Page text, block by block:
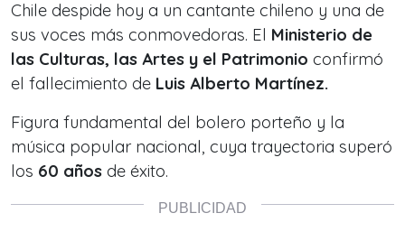
Chile despide hoy a un cantante chileno y una de
sus voces más conmovedoras. El Ministerio de
las Culturas, las Artes y el Patrimonio confirmó
el fallecimiento de Luis Alberto Martínez.
Figura fundamental del bolero porteño y la
música popular nacional, cuya trayectoria superó
los 60 años de éxito.